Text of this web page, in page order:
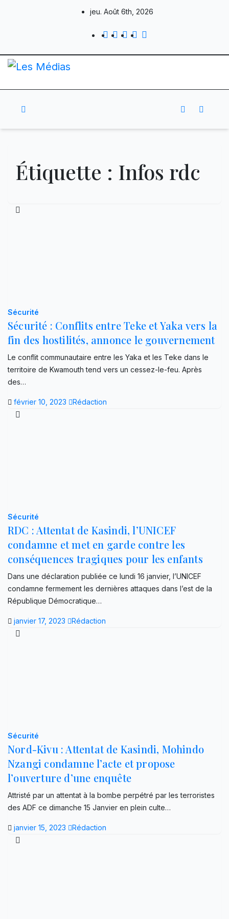
jeu. Août 6th, 2026
Étiquette : Infos rdc
Sécurité
Sécurité : Conflits entre Teke et Yaka vers la
fin des hostilités, annonce le gouvernement
Le conflit communautaire entre les Yaka et les Teke dans le
territoire de Kwamouth tend vers un cessez-le-feu. Après
des…
février 10, 2023 Rédaction
Sécurité
RDC : Attentat de Kasindi, l’UNICEF
condamne et met en garde contre les
conséquences tragiques pour les enfants
Dans une déclaration publiée ce lundi 16 janvier, l’UNICEF
condamne fermement les dernières attaques dans l’est de la
République Démocratique…
janvier 17, 2023 Rédaction
Sécurité
Nord-Kivu : Attentat de Kasindi, Mohindo
Nzangi condamne l’acte et propose
l’ouverture d’une enquête
Attristé par un attentat à la bombe perpétré par les terroristes
des ADF ce dimanche 15 Janvier en plein culte…
janvier 15, 2023 Rédaction